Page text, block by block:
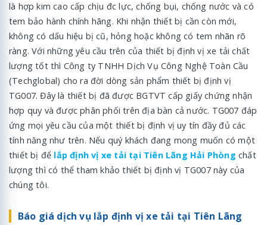
là hợp kim cao cấp chịu đc lực, chống bụi, chống nước và có
tem bảo hành chính hãng. Khi nhận thiết bị cần còn mới,
không có dấu hiệu bị cũ, hỏng hoặc không có tem nhãn rõ
ràng. Với những yêu cầu trên của thiết bị định vị xe tải chất
lượng tốt thì Công ty TNHH Dịch Vụ Công Nghệ Toàn Cầu
(Techglobal) cho ra đời dòng sản phẩm thiết bị định vị
TG007. Đây là thiết bị đã được BGTVT cấp giấy chứng nhận
hợp quy và được phân phối trên địa bàn cả nước. TG007 đáp
ứng mọi yêu cầu của một thiết bị định vị uy tín đầy đủ các
tính năng như trên. Nếu quý khách đang mong muốn có một
thiết bị để lắp định vị xe tải tại Tiên Lãng Hải Phòng chất
lượng thì có thể tham khảo thiết bị định vị TG007 này của
chúng tôi.
Báo giá dịch vụ lắp định vị xe tải tại Tiên Lãng